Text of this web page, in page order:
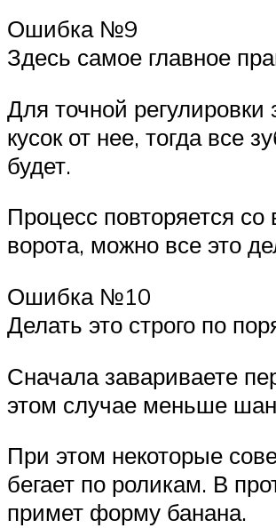
Ошибка №9
Здесь самое главное
Для точной
кусок от нее, тогда все
будет.
Процесс повторяется
ворота, можно все это
Ошибка №10
Делать это строго по
Сначала завариваете
этом случае меньше
При этом некоторые
бегает по роликам. В
примет форму банана.